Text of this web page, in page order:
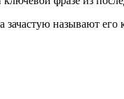
зачастую называют